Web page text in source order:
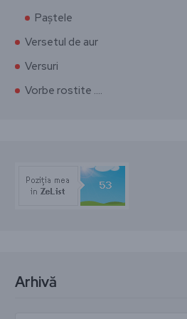
Paștele
Versetul de aur
Versuri
Vorbe rostite ….
Arhivă